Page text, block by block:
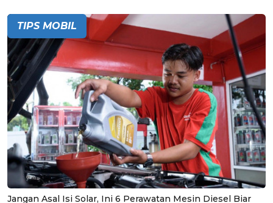
TIPS MOBIL
Jangan Asal Isi Solar, Ini 6 Perawatan Mesin Diesel Biar